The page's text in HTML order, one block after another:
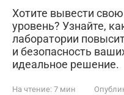
Хотите вывести
уровень? Узнайте,
лаборатории
и безопасность
идеальное решение.
На чтение: 7 мин